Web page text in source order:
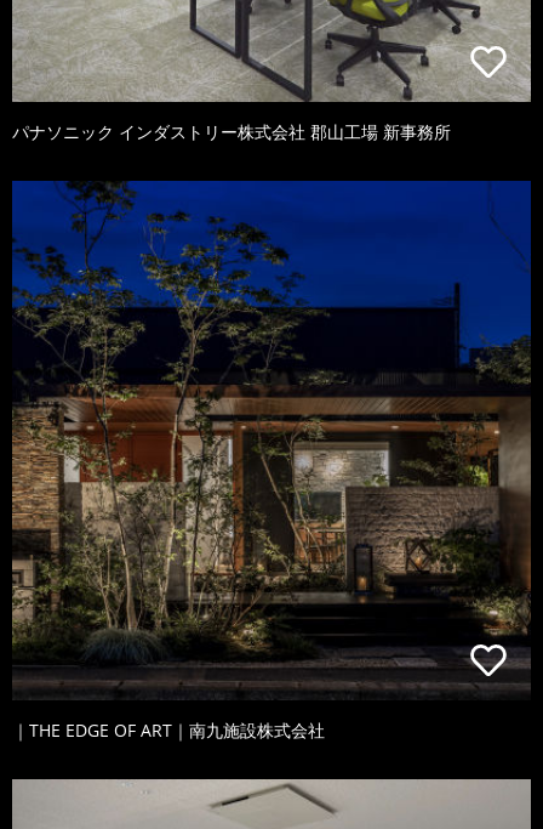
パナソニック インダストリー株式会社 郡山工場 新事務所
｜THE EDGE OF ART｜南九施設株式会社